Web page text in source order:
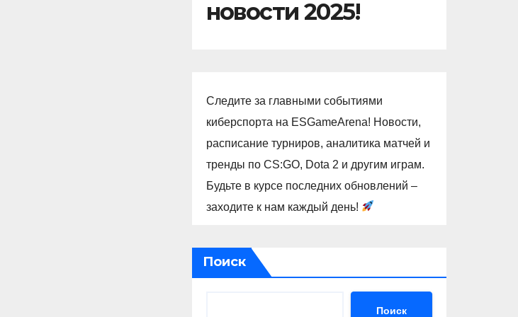
новости 2025!
Следите за главными событиями
киберспорта на ESGameArena! Новости,
расписание турниров, аналитика матчей и
тренды по CS:GO, Dota 2 и другим играм.
Будьте в курсе последних обновлений –
заходите к нам каждый день!
Поиск
Поиск